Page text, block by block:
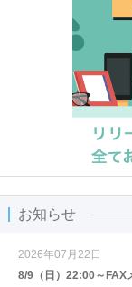
お知らせ
2026年07月22日
8/9（日）22:00～FAX